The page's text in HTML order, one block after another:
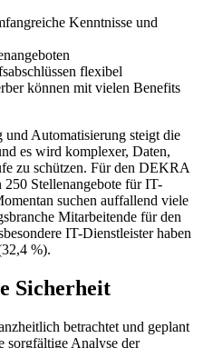
Kenntnisse und
flexibel
können mit vielen Benefits
Automatisierung steigt die
es wird komplexer, Daten,
zu schützen. Für den DEKRA
Stellenangebote für IT-
suchen auffallend viele
Mitarbeitende für den
IT-Dienstleister haben
%).
Sicherheit
betrachtet und geplant
sorgfältige Analyse der